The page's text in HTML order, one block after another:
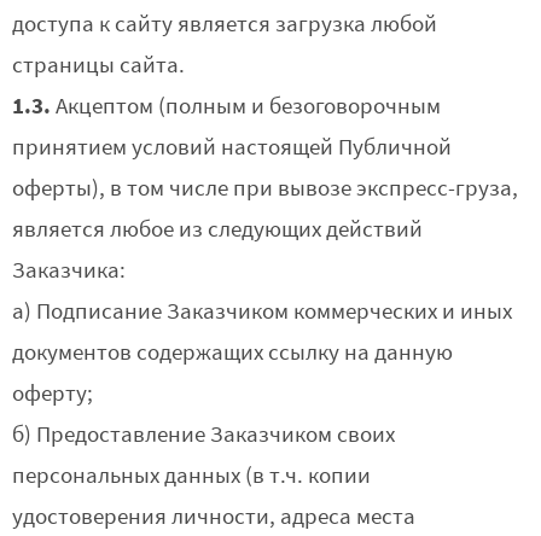
доступа к сайту является загрузка любой
страницы сайта.
1.3. Акцептом (полным и безоговорочным
принятием условий настоящей Публичной
оферты), в том числе при вывозе экспресс-груза,
является любое из следующих действий
Заказчика:
а) Подписание Заказчиком коммерческих и иных
документов содержащих ссылку на данную
оферту;
б) Предоставление Заказчиком своих
персональных данных (в т.ч. копии
удостоверения личности, адреса места